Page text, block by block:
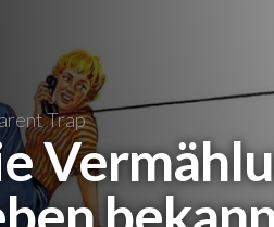
Trap